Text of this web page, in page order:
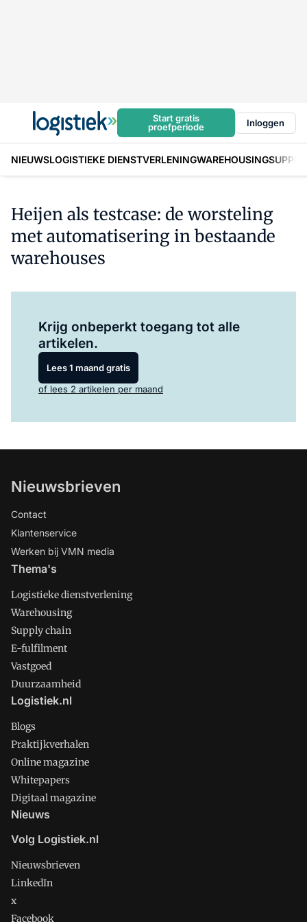
Start gratis
proefperiode
Inloggen
NIEUWSLOGISTIEKE DIENSTVERLENINGWAREHOUSING
Heijen als testcase: de worsteling
met automatisering in bestaande
warehouses
Krijg onbeperkt toegang tot alle
artikelen.
Lees 1 maand gratis
of lees 2 artikelen per maand
Nieuwsbrieven
Contact
Klantenservice
Werken bij VMN media
Thema's
Logistieke dienstverlening
Warehousing
Supply chain
E-fulfilment
Vastgoed
Duurzaamheid
Logistiek.nl
Blogs
Praktijkverhalen
Online magazine
Whitepapers
Digitaal magazine
Nieuws
Volg Logistiek.nl
Nieuwsbrieven
LinkedIn
x
Facebook